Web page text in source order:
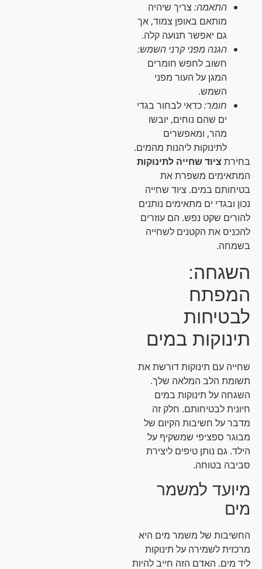
התאמה:צריך שיהיה
מותאם באופן צמוד, אך
גם יאפשר תנועה קלה.
הגנה מפני קרני השמש:
חשוב לחפש חומרים
המגן על העור מפני
השמש.
חומר:כדאי לבחור בגדי
ים שהם נוחים, יובשו
מהר, ומאפשרים
לתינוקות ליהנות מהמים.
בחירתציוד שחייה לתינוקות
המתאימים משפרת את
בטיחותם במים. ציוד שחייה
נכון ובגדי ים מתאימים נותנים
להורים שקט נפש. הם עוזרים
להכניס את הקטנים לשחייה
בשמחה.
השגחה:
המפתח
לבטיחות
תינוקות במים
שחייה עם תינוקות דורשת את
תשומת הלב המלאה שלך.
השגחה על תינוקות במים
חיונית לבטיחותם. חלק זה
מדבר על חשיבות הקיום של
מבוגר ספציפי שמשקיף על
הילד. גם נותן טיפים ליצירת
סביבה בטוחה.
מיועד למשמר
מים
החשיבות של משמר מים היא
מרכזית לשמירה על תינוקות
ליד מים. האדם הזה חייב להיות